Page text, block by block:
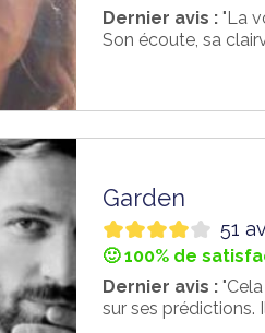
Dernier avis : "La
Son écoute, sa
Garden
51
🙂 100% de
Dernier avis :
sur ses prédictions.